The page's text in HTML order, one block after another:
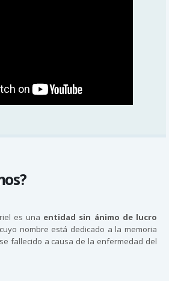
es una entidad sin ánimo de lucro
nombre está dedicado a la memoria
fallecido a causa de la enfermedad del